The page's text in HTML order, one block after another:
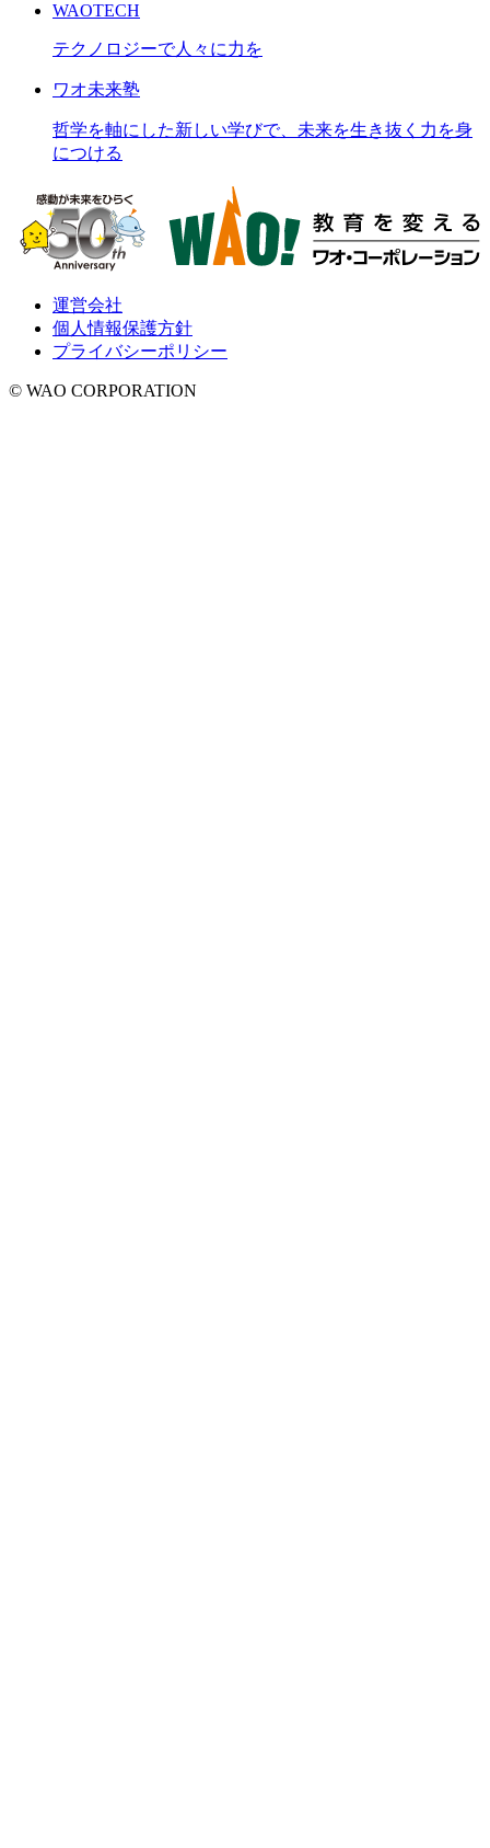
WAOTECH
テクノロジーで人々に力を
ワオ未来塾
哲学を軸にした新しい学びで、未来を生き抜く力を身
につける
運営会社
個人情報保護方針
プライバシーポリシー
© WAO CORPORATION